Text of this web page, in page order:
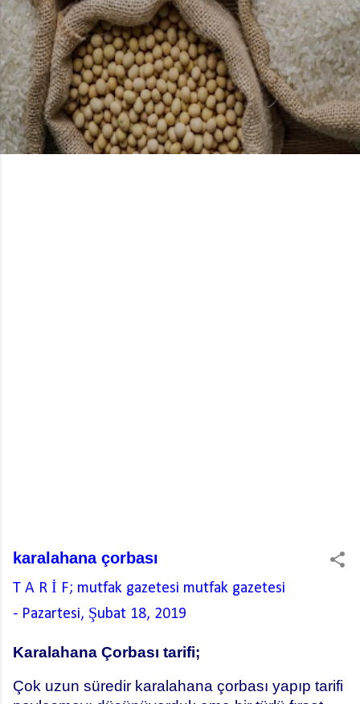
karalahana çorbası
T A R İ F; mutfak gazetesi mutfak gazetesi
- Pazartesi, Şubat 18, 2019
Karalahana Çorbası tarifi;
Çok uzun süredir karalahana çorbası yapıp tarifi